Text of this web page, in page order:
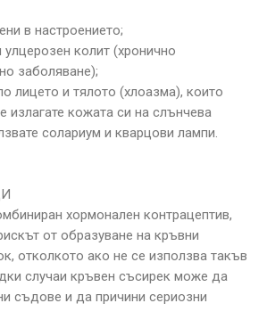
в настроението;
колит (хронично
заболяване);
лицето и тялото (хлоазма), които
излагате кожата си на слънчева
солариум и кварцови лампи.
хормонален контрацептив,
от образуване на кръвни
отколкото ако не се използва такъв
случаи кръвен съсирек може да
съдове и да причини сериозни